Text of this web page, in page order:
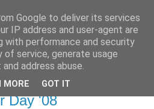
);
on dit
Day '08
Google to deliver its services
IP address and user-agent are
with performance and security
service, generate usage
address abuse.
MORE GOT IT